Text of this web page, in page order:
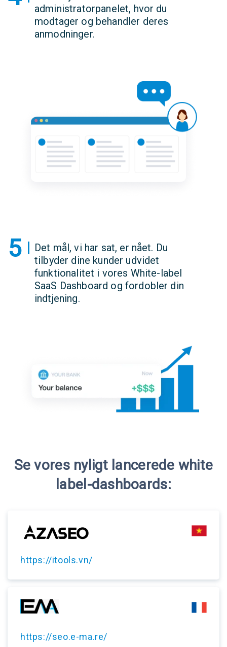
administratorpanelet, hvor du
modtager og behandler deres
anmodninger.
5
Det mål, vi har sat, er nået. Du
tilbyder dine kunder udvidet
funktionalitet i vores White-label
SaaS Dashboard og fordobler din
indtjening.
Se vores nyligt lancerede white
label-dashboards:
https://itools.vn/
https://seo.e-ma.re/